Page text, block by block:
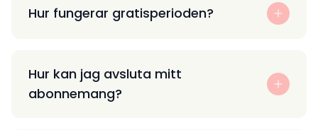
Hur fungerar gratisperioden?
Hur kan jag avsluta mitt
abonnemang?